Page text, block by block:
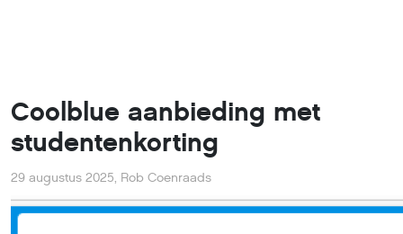
Coolblue aanbieding met
studentenkorting
29 augustus 2025, Rob Coenraads